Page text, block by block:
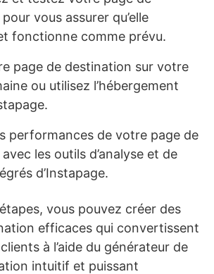
vous assurer qu’elle
fonctionne comme prévu.
page de destination sur votre
ou utilisez l’hébergement
performances de votre page de
les outils d’analyse et de
d’Instapage.
vous pouvez créer des
efficaces qui convertissent
à l’aide du générateur de
intuitif et puissant